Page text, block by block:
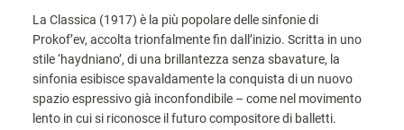
La Classica (1917) è la più popolare delle sinfonie di
Prokof’ev, accolta trionfalmente fin dall’inizio. Scritta in uno
stile ‘haydniano’, di una brillantezza senza sbavature, la
sinfonia esibisce spavaldamente la conquista di un nuovo
spazio espressivo già inconfondibile – come nel movimento
lento in cui si riconosce il futuro compositore di balletti.